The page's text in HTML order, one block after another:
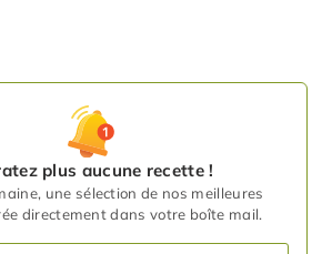
plus aucune recette !
une sélection de nos meilleures
directement dans votre boîte mail.